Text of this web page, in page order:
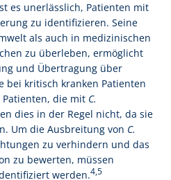
es unerlässlich, Patienten mit
zu identifizieren. Seine
als auch in medizinischen
zu überleben, ermöglicht
und Übertragung über
bei kritisch kranken Patienten
die mit C.
dies in der Regel nicht, da sie
Um die Ausbreitung von C.
zu verhindern und das
zu bewerten, müssen
werden.4,5